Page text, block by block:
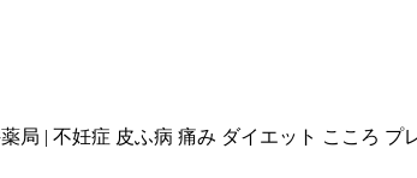
局 | 不妊症 皮ふ病 痛み ダイエット こころ プ